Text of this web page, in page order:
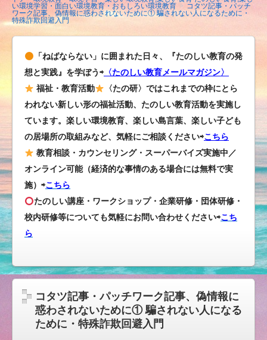
い環境学習・面白い環境教育・おもしろい環境教育
コタツ記事・パッチ
ワーク記事、偽情報に惑わされないために① 騙されない人になるために・
特殊詐欺回避入門
「ねばならない」に囲まれた日々、『たのしい教育の発
想と実践』を学ぼう⇨ 〈たのしい教育メールマガジン〉
福祉・教育活動
〈たの研〉ではこれまでの枠にとら
われない新しい形の福祉活動、たのしい教育活動を実施し
ています。楽しい環境教育、楽しい島言葉、楽しい子ども
の居場所の取組みなど、気軽にご相談ください⇨こちら
教育相談・カウンセリング・スーパーバイズ実施中／
オンライン可能（経済的な事情のある場合には無料で実
施）⇨こちら
たのしい講座・ワークショップ・企業研修・団体研修・
校内研修等についても気軽にお問い合わせください⇨こち
ら
コタツ記事・パッチワーク記事、偽情報に
惑わされないために① 騙されない人になる
ために・特殊詐欺回避入門